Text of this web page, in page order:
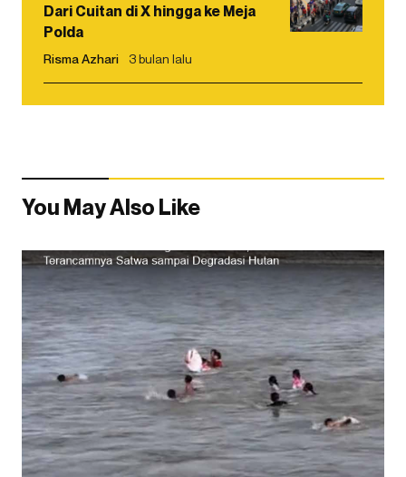
Dari Cuitan di X hingga ke Meja
Polda
Risma Azhari 3 bulan lalu
You May Also Like